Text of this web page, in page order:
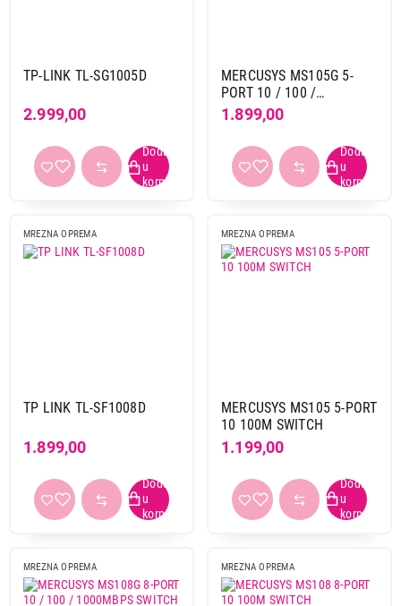
TP-LINK TL-SG1005D
2.999,00
MERCUSYS MS105G 5-
PORT 10 / 100 /
1000MBPS SWITCH
1.899,00
MREZNA OPREMA
TP LINK TL-SF1008D
1.899,00
MREZNA OPREMA
MERCUSYS MS105 5-PORT
10 100M SWITCH
1.199,00
MREZNA OPREMA MREZNA OPREMA